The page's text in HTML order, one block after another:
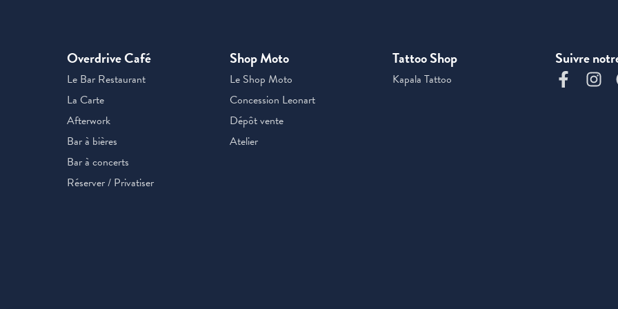
Overdrive Café
Le Bar Restaurant
La Carte
Afterwork
Bar à bières
Bar à concerts
Réserver / Privatiser
Shop Moto
Le Shop Moto
Concession Leonart
Dépôt vente
Atelier
Tattoo Shop
Kapala Tattoo
Suivre